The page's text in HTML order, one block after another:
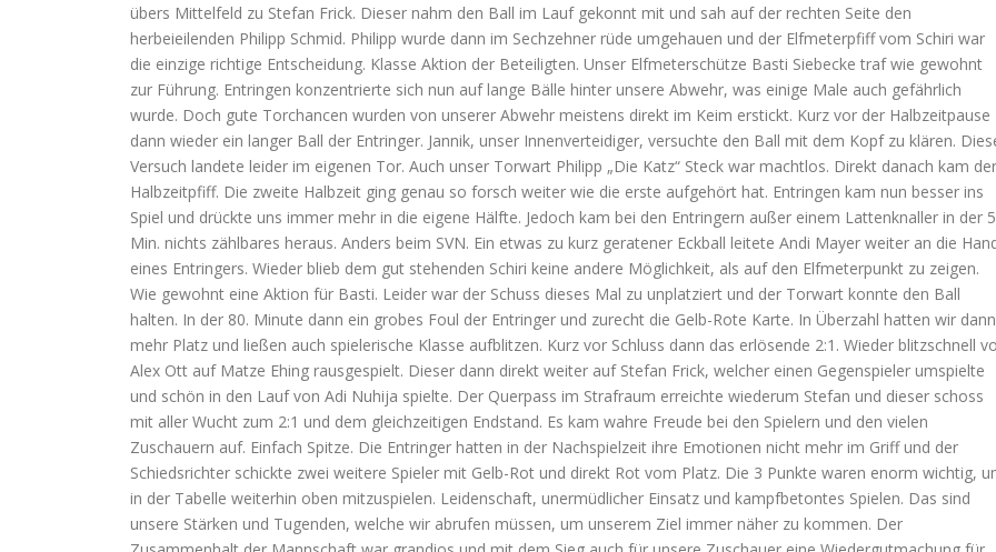
übers Mittelfeld zu Stefan Frick. Dieser nahm den Ball im Lauf gekonnt mit und sah auf der rechten Seite den
herbeieilenden Philipp Schmid. Philipp wurde dann im Sechzehner rüde umgehauen und der Elfmeterpfiff vom Schiri war
die einzige richtige Entscheidung. Klasse Aktion der Beteiligten. Unser Elfmeterschütze Basti Siebecke traf wie gewohnt
zur Führung. Entringen konzentrierte sich nun auf lange Bälle hinter unsere Abwehr, was einige Male auch gefährlich
wurde. Doch gute Torchancen wurden von unserer Abwehr meistens direkt im Keim erstickt. Kurz vor der Halbzeitpause
dann wieder ein langer Ball der Entringer. Jannik, unser Innenverteidiger, versuchte den Ball mit dem Kopf zu klären.
Versuch landete leider im eigenen Tor. Auch unser Torwart Philipp „Die Katz“ Steck war machtlos. Direkt danach kam der
Halbzeitpfiff. Die zweite Halbzeit ging genau so forsch weiter wie die erste aufgehört hat. Entringen kam nun besser ins
Spiel und drückte uns immer mehr in die eigene Hälfte. Jedoch kam bei den Entringern außer einem Lattenknaller in der
Min. nichts zählbares heraus. Anders beim SVN. Ein etwas zu kurz geratener Eckball leitete Andi Mayer weiter an die
eines Entringers. Wieder blieb dem gut stehenden Schiri keine andere Möglichkeit, als auf den Elfmeterpunkt zu zeigen.
Wie gewohnt eine Aktion für Basti. Leider war der Schuss dieses Mal zu unplatziert und der Torwart konnte den Ball
halten. In der 80. Minute dann ein grobes Foul der Entringer und zurecht die Gelb-Rote Karte. In Überzahl hatten wir dann
mehr Platz und ließen auch spielerische Klasse aufblitzen. Kurz vor Schluss dann das erlösende 2:1. Wieder blitzschnell
Alex Ott auf Matze Ehing rausgespielt. Dieser dann direkt weiter auf Stefan Frick, welcher einen Gegenspieler umspielte
und schön in den Lauf von Adi Nuhija spielte. Der Querpass im Strafraum erreichte wiederum Stefan und dieser schoss
mit aller Wucht zum 2:1 und dem gleichzeitigen Endstand. Es kam wahre Freude bei den Spielern und den vielen
Zuschauern auf. Einfach Spitze. Die Entringer hatten in der Nachspielzeit ihre Emotionen nicht mehr im Griff und der
Schiedsrichter schickte zwei weitere Spieler mit Gelb-Rot und direkt Rot vom Platz. Die 3 Punkte waren enorm wichtig,
in der Tabelle weiterhin oben mitzuspielen. Leidenschaft, unermüdlicher Einsatz und kampfbetontes Spielen. Das sind
unsere Stärken und Tugenden, welche wir abrufen müssen, um unserem Ziel immer näher zu kommen. Der